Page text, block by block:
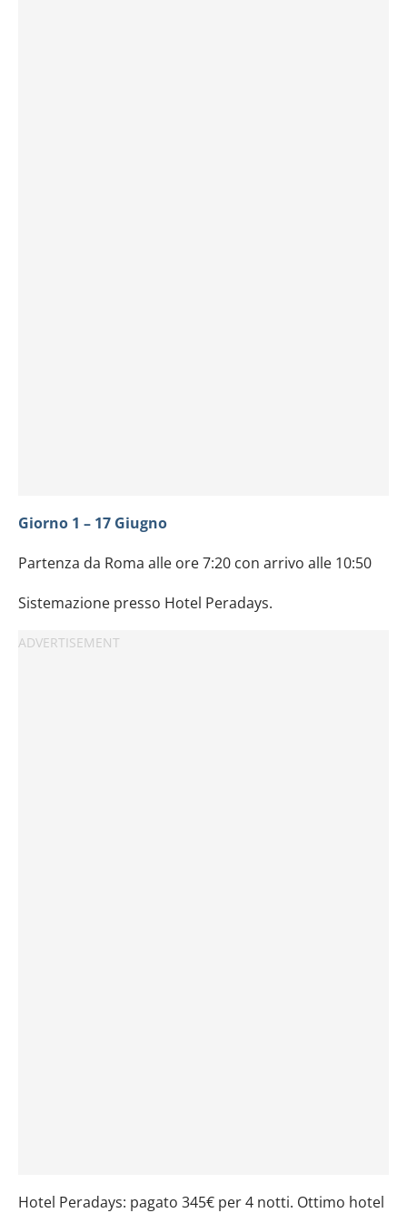
Giorno 1 – 17 Giugno
Partenza da Roma alle ore 7:20 con arrivo alle 10:50
Sistemazione presso Hotel Peradays.
Hotel Peradays: pagato 345€ per 4 notti. Ottimo hotel